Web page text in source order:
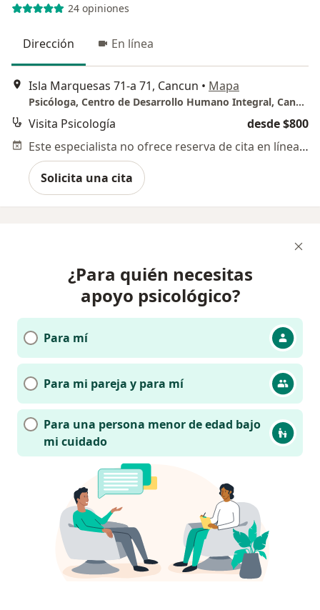
24 opiniones
Dirección En línea
Isla Marquesas 71-a 71, Cancun • Mapa
Psicóloga, Centro de Desarrollo Humano Integral, Cancún
Visita Psicología
desde $800
Este especialista no ofrece reserva de cita en línea en esta dirección.
Solicita una cita
¿Para quién necesitas
apoyo psicológico?
Para mí
Para mi pareja y para mí
Para una persona menor de edad bajo
mi cuidado